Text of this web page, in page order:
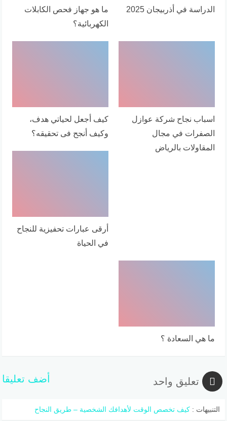
الدراسة في أذربيجان 2025
ما هو جهاز فحص الكابلات
الكهربائية؟
اسباب نجاح شركة عوازل
الصفرات في مجال
المقاولات بالرياض
كيف أجعل لحياتي هدف،
وكيف أنجح فى تحقيقه؟
أرقى عبارات تحفيزية للنجاح
في الحياة
ما هي السعادة ؟
تعليق واحد أضف تعليقا
التنبيهات :كيف تخصص الوقت لأهدافك الشخصية – طريق النجاح